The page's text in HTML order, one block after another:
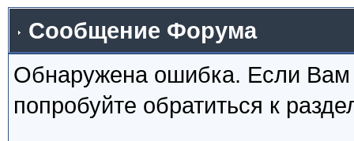
Сообщение Форума
Обнаружена ошибка. Если
попробуйте обратиться к